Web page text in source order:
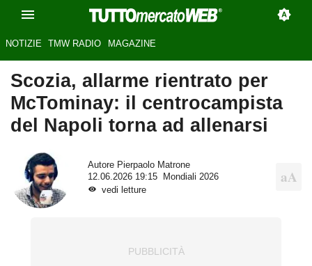
NOTIZIE TMW RADIO MAGAZINE
Scozia, allarme rientrato per
McTominay: il centrocampista
del Napoli torna ad allenarsi
Autore Pierpaolo Matrone
12.06.2026 19:15
Mondiali 2026
vedi letture